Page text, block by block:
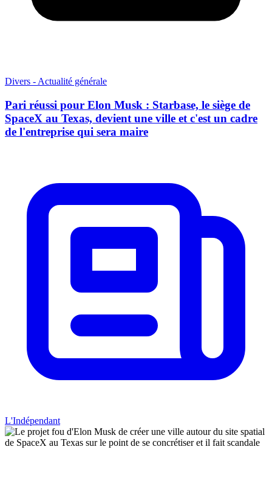
Divers - Actualité générale
Pari réussi pour Elon Musk : Starbase, le siège de
SpaceX au Texas, devient une ville et c'est un cadre
de l'entreprise qui sera maire
L'Indépendant